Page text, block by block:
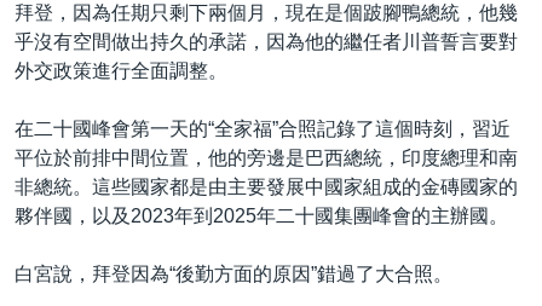
拜登，因為任期只剩下兩個月，現在是個跛腳鴨總統，他幾
乎沒有空間做出持久的承諾，因為他的繼任者川普誓言要對
外交政策進行全面調整。
在二十國峰會第一天的“全家福”合照記錄了這個時刻，習近
平位於前排中間位置，他的旁邊是巴西總統，印度總理和南
非總統。這些國家都是由主要發展中國家組成的金磚國家的
夥伴國，以及2023年到2025年二十國集團峰會的主辦國。
白宮說，拜登因為“後勤方面的原因”錯過了大合照。